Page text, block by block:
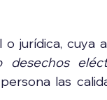
jurídica, cuya
desechos
las